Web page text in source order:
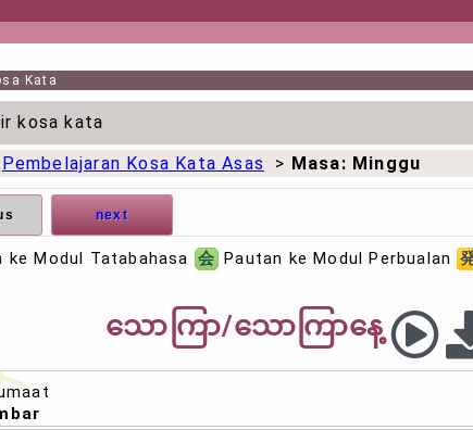
Kata
kosa kata
Pembelajaran Kosa Kata Asas > Masa: Minggu
next
ke Modul Tatabahasa 会 Pautan ke Modul Perbualan
သောကြာ/သောကြာနေ့